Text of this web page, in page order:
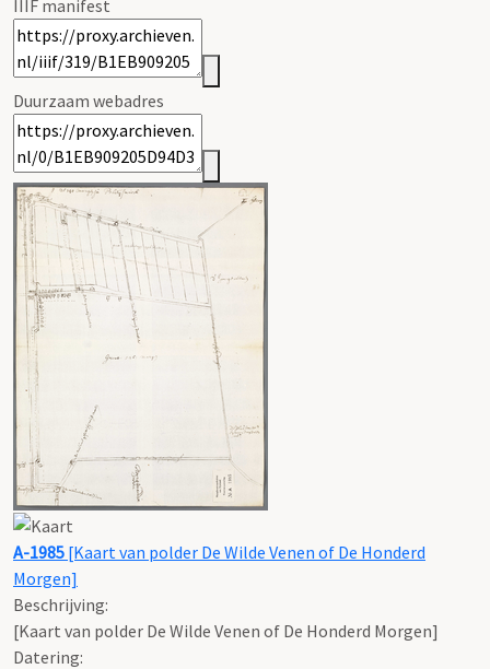
IIIF manifest
Duurzaam webadres
A-1985 [Kaart van polder De Wilde Venen of De Honderd
Morgen]
Beschrijving:
[Kaart van polder De Wilde Venen of De Honderd Morgen]
Datering: